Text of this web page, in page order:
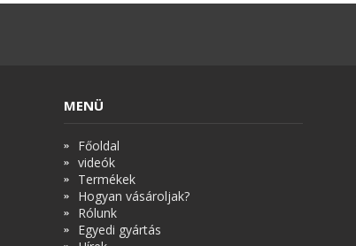
MENÜ
Főoldal
videók
Termékek
Hogyan vásároljak?
Rólunk
Egyedi gyártás